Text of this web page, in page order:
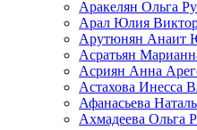
Аракелян Ольга
Арал Юлия
Арутюнян Анаит
Асратьян
Асриян Анна
Астахова Инесса
Афанасьева
Ахмадеева Ольга